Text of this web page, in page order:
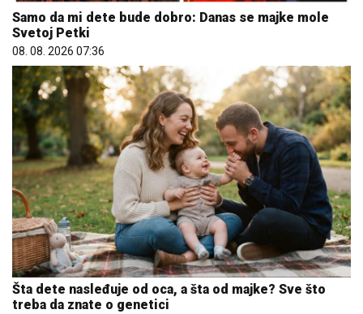
Samo da mi dete bude dobro: Danas se majke mole
Svetoj Petki
08. 08. 2026 07:36
Šta dete nasleđuje od oca, a šta od majke? Sve što
treba da znate o genetici